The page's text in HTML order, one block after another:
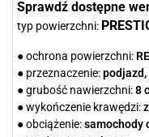
Sprawdź dostępne
typ powierzchni:
● ochrona powierzchni:
● przeznaczenie:
● grubość nawierzchni:8
● wykończenie krawędzi:
● obciążenie:samochody